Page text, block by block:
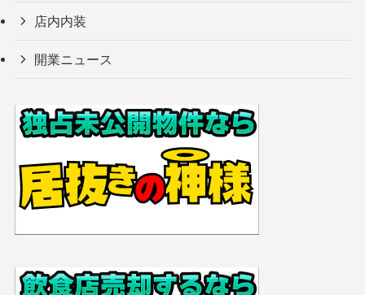
店内内装
開業ニュース